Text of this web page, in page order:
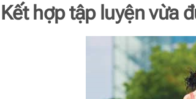
Kết hợp tập luyện vừa